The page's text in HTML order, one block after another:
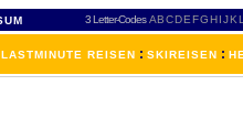
3 Letter-Codes ABCDEFGH IJKL
LASTMINUTE REISEN : SKIREISEN :